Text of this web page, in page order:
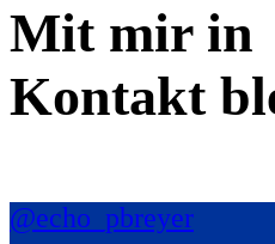
Mit mir in
Kontakt
@echo_pbreyer